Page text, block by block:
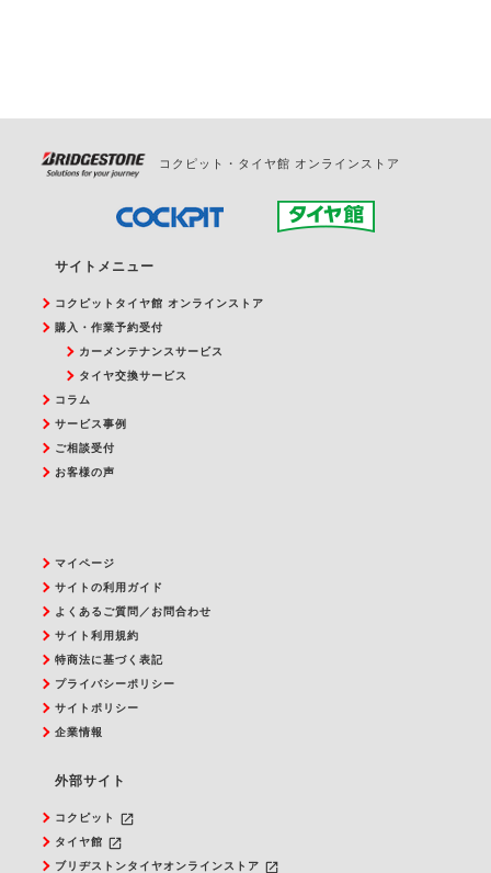
コクピット・タイヤ館 オンラインストア
サイトメニュー
コクピットタイヤ館 オンラインストア
購入・作業予約受付
カーメンテナンスサービス
タイヤ交換サービス
コラム
サービス事例
ご相談受付
お客様の声
マイページ
サイトの利用ガイド
よくあるご質問／お問合わせ
サイト利用規約
特商法に基づく表記
プライバシーポリシー
サイトポリシー
企業情報
外部サイト
コクピット launch
タイヤ館 launch
ブリヂストンタイヤオンラインストア launch